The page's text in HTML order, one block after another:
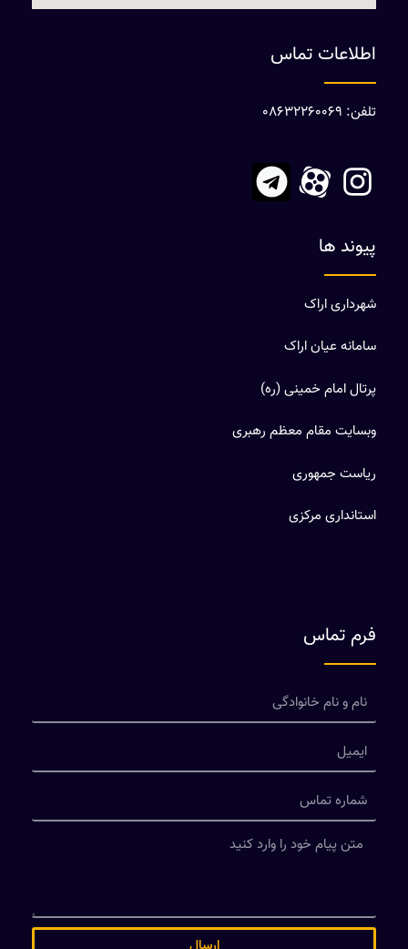
اطلاعات تماس
تلفن: 08632260069
پیوند ها
شهرداری اراک
سامانه عیان اراک
پرتال امام خمینی (ره)
وبسایت مقام معظم رهبری
ریاست جمهوری
استانداری مرکزی
فرم تماس